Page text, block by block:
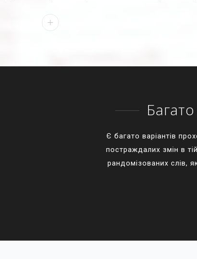
Є багато варіантів
постраждалих змін в
рандомізованих слів,